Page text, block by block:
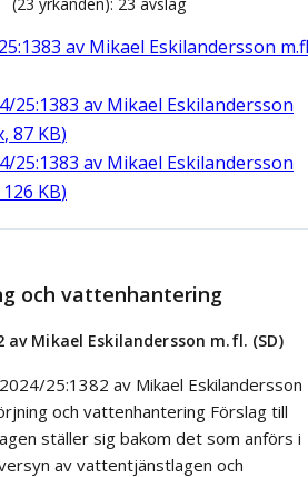
(23 yrkanden): 23 avslag
av Mikael Eskilandersson
25:1383 av Mikael Eskilandersson
, 87 KB)
25:1383 av Mikael Eskilandersson
126 KB)
och vattenhantering
av Mikael Eskilandersson m.fl. (SD)
25:1382 av Mikael Eskilandersson
och vattenhantering Förslag till
ställer sig bakom det som anförs i
av vattentjänstlagen och